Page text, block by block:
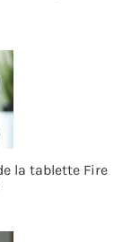
la tablette Fire